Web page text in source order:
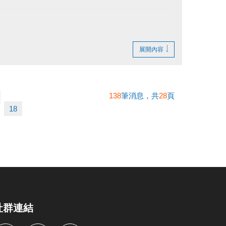
展開內容
18
138筆消息，共28頁
群連結